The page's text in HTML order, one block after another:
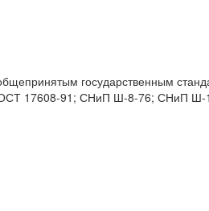
государственным
ГОСТ 17608-91; СНиП Ш-8-76; СНиП